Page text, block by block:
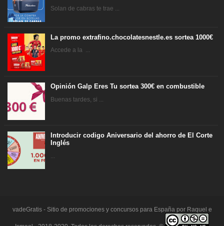
Solan de cabras te trae ...
La promo extrafino.chocolatesnestle.es sortea 1000€
Accede a la ...
Opinión Galp Eres Tu sortea 300€ en combustible
Buenas tardes, si ...
Introducir codigo Aniversario del ahorro de El Corte
Inglés
vadeGratis - Sitio de promociones y concursos para España por Raquel e